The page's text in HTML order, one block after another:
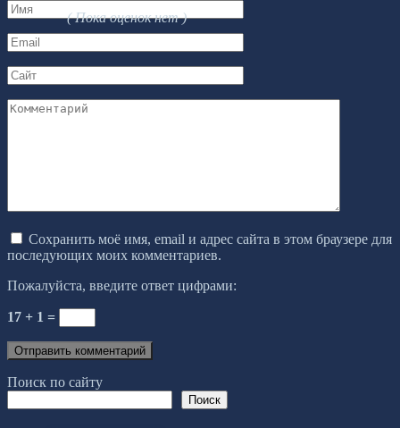
( Пока оценок нет )
Имя
*
Email
*
Сайт
Комментарий
Сохранить моё имя, email и адрес сайта в этом браузере для
последующих моих комментариев.
Пожалуйста, введите ответ цифрами:
17 + 1 =
Поиск по сайту
Поиск